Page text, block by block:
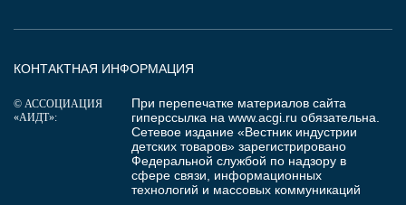
КОНТАКТНАЯ ИНФОРМАЦИЯ
© АССОЦИАЦИЯ
«АИДТ»:
При перепечатке материалов сайта
гиперссылка на www.acgi.ru обязательна.
Сетевое издание «Вестник индустрии
детских товаров» зарегистрировано
Федеральной службой по надзору в
сфере связи, информационных
технологий и массовых коммуникаций